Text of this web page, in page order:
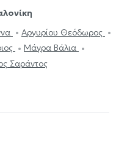
Αργυρίου Θεόδωρος
Μάγρα Βάλια
Σαράντος